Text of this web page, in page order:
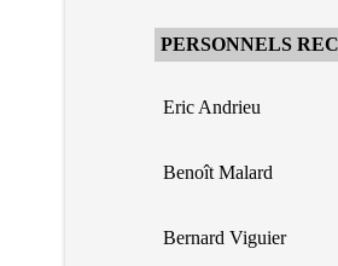
PERSONNELS
Eric Andrieu
Benoît Malard
Bernard Viguier